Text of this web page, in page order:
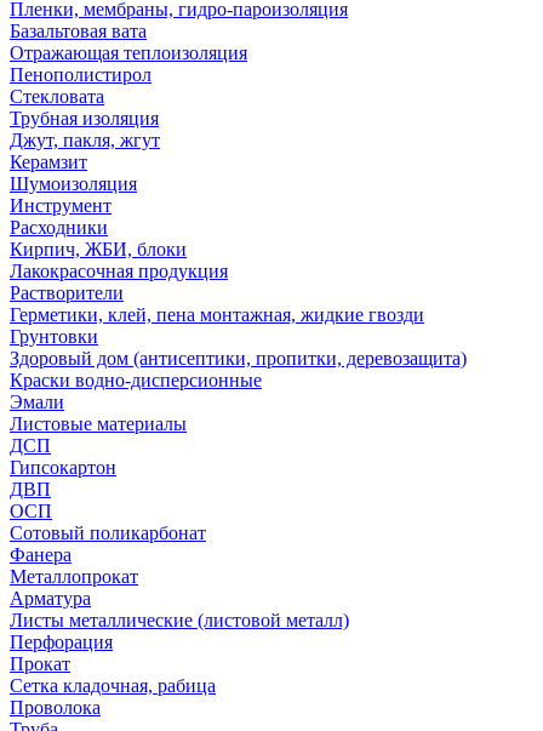
Пленки, мембраны, гидро-пароизоляция
Базальтовая вата
Отражающая теплоизоляция
Пенополистирол
Стекловата
Трубная изоляция
Джут, пакля, жгут
Керамзит
Шумоизоляция
Инструмент
Расходники
Кирпич, ЖБИ, блоки
Лакокрасочная продукция
Растворители
Герметики, клей, пена монтажная, жидкие гвозди
Грунтовки
Здоровый дом (антисептики, пропитки, деревозащита)
Краски водно-дисперсионные
Эмали
Листовые материалы
ДСП
Гипсокартон
ДВП
ОСП
Сотовый поликарбонат
Фанера
Металлопрокат
Арматура
Листы металлические (листовой металл)
Перфорация
Прокат
Сетка кладочная, рабица
Проволока